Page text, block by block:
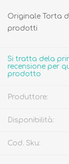
Originale Torta
prodotti
Si tratta dela
recensione per
prodotto
Produttore:
Disponibilità:
Cod. Sku: